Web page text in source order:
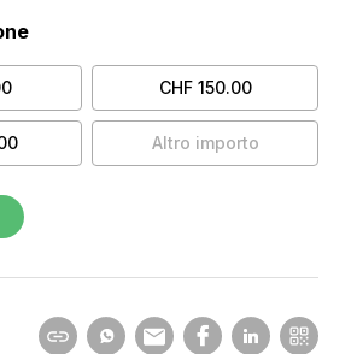
CHF 150.00
Altro importo